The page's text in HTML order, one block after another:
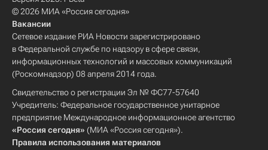
© 2026 МИА «Россия сегодня»
Вакансии
Сетевое издание РИА Новости зарегистрировано
в Федеральной службе по надзору в сфере связи,
информационных технологий и массовых коммуникаций
(Роскомнадзор) 08 апреля 2014 года.
Свидетельство о регистрации Эл № ФС77-57640
Учредитель: Федеральное государственное унитарное
предприятие Международное информационное агентство
«Россия сегодня» (МИА «Россия сегодня»).
Правила использования материалов